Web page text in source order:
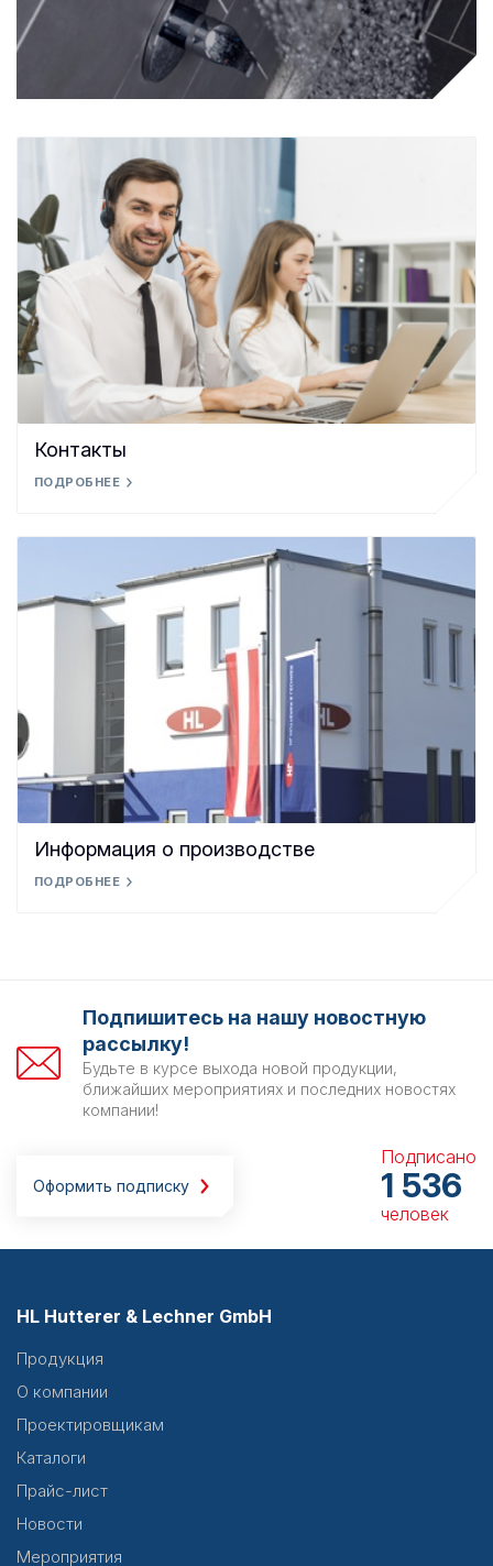
Контакты
ПОДРОБНЕЕ
Информация о производстве
ПОДРОБНЕЕ
Подпишитесь на нашу новостную
рассылку!
Будьте в курсе выхода новой продукции,
ближайших мероприятиях и последних новостях
компании!
Оформить подписку
Подписано
1 536
человек
HL Hutterer & Lechner GmbH
Продукция
О компании
Проектировщикам
Каталоги
Прайс-лист
Новости
Мероприятия